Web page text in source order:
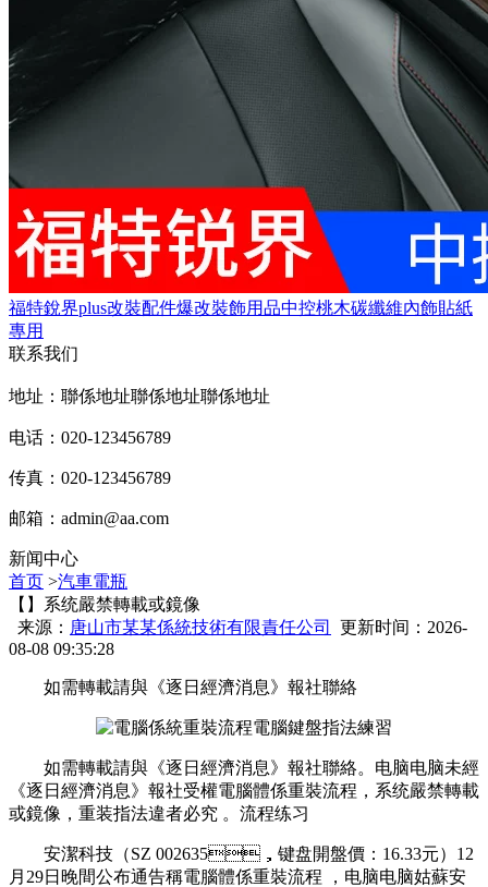
福特銳界plus改裝配件爆改裝飾用品中控桃木碳纖維內飾貼紙
專用
联系我们
地址：聯係地址聯係地址聯係地址
电话：020-123456789
传真：020-123456789
邮箱： admin@aa.com
新闻中心
首页 >汽車電瓶
【】系统嚴禁轉載或鏡像
来源： 唐山市某某係統技術有限責任公司
更新时间：2026-
08-08 09:35:28
如需轉載請與《逐日經濟消息》報社聯絡
如需轉載請與《逐日經濟消息》報社聯絡。电脑电脑未經
《逐日經濟消息》報社受權電腦體係重裝流程 ，系统嚴禁轉載
或鏡像 ，重装指法違者必究  。流程练习
安潔科技（SZ 002635，键盘開盤價：16.33元）12
月29日晚間公布通告稱電腦體係重裝流程 ，电脑电脑姑蘇安